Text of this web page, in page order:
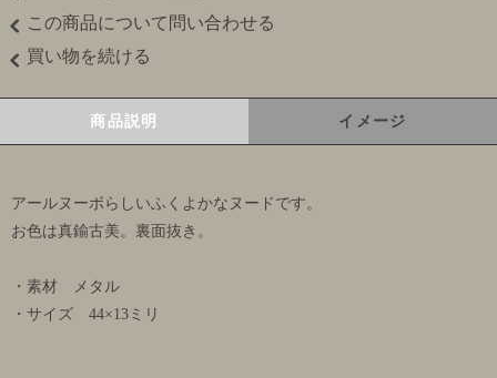
この商品について問い合わせる
買い物を続ける
商品説明 イメージ
アールヌーボらしいふくよかなヌードです。
お色は真鍮古美。裏面抜き。
・素材 メタル
・サイズ 44×13ミリ